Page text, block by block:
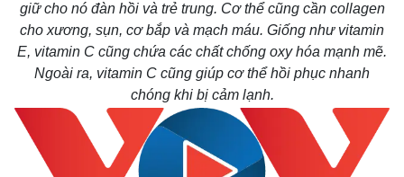
Thế giới
Quan sát
Hồ sơ
Multimedia
Video
Ảnh
E-Magazine
Infographic
giữ cho nó đàn hồi và trẻ trung. Cơ thể cũng cần collagen
cho xương, sụn, cơ bắp và mạch máu. Giống như vitamin
E, vitamin C cũng chứa các chất chống oxy hóa mạnh mẽ.
Ngoài ra, vitamin C cũng giúp cơ thể hồi phục nhanh
chóng khi bị cảm lạnh.